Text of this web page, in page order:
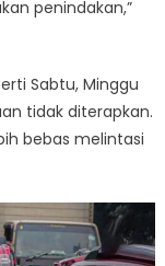
penindakan,”
Sabtu, Minggu
tidak diterapkan.
bebas melintasi